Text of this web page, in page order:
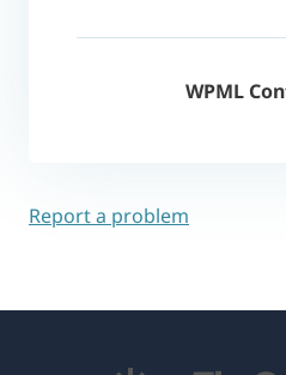
WPML
Report a problem